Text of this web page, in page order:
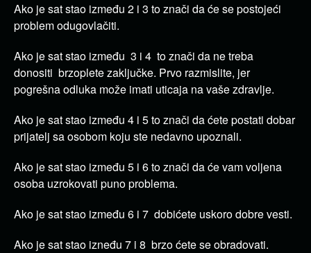
Ako je sat stao između 2 i 3 to znači da će se postojeći
problem odugovlačiti.
Ako je sat stao između 3 i 4 to znači da ne treba
donositi brzoplete zaključke. Prvo razmislite, jer
pogrešna odluka može imati uticaja na vaše zdravlje.
Ako je sat stao između 4 i 5 to znači da ćete postati dobar
prijatelj sa osobom koju ste nedavno upoznali.
Ako je sat stao između 5 i 6 to znači da će vam voljena
osoba uzrokovati puno problema.
Ako je sat stao između 6 i 7 dobićete uskoro dobre vesti.
Ako je sat stao izneđu 7 i 8 brzo ćete se obradovati.